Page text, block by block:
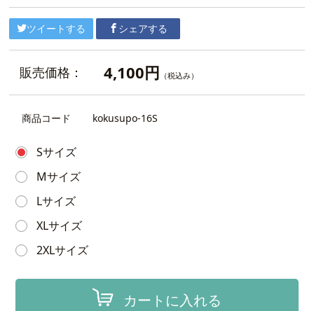
ツイートする シェアする
販売価格： 4,100円 （税込み）
商品コード kokusupo-16S
Sサイズ
Mサイズ
Lサイズ
XLサイズ
2XLサイズ
カートに入れる